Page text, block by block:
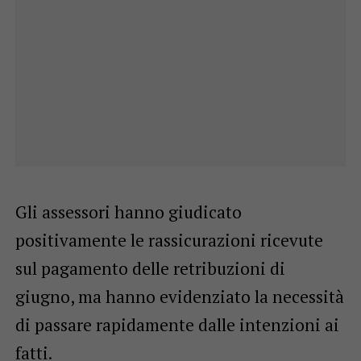
Gli assessori hanno giudicato
positivamente le rassicurazioni ricevute
sul pagamento delle retribuzioni di
giugno, ma hanno evidenziato la necessità
di passare rapidamente dalle intenzioni ai
fatti.